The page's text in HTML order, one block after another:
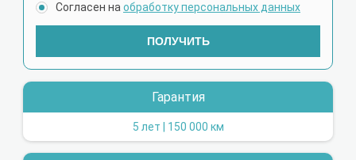
Согласен на обработку персональных данных
ПОЛУЧИТЬ
Гарантия
5 лет | 150 000 км